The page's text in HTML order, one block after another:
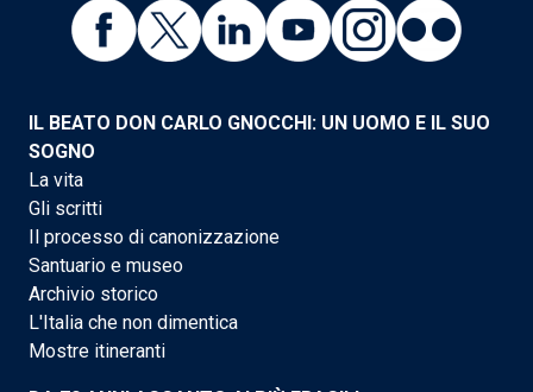
IL BEATO DON CARLO GNOCCHI: UN UOMO E IL SUO
SOGNO
La vita
Gli scritti
Il processo di canonizzazione
Santuario e museo
Archivio storico
L'Italia che non dimentica
Mostre itineranti